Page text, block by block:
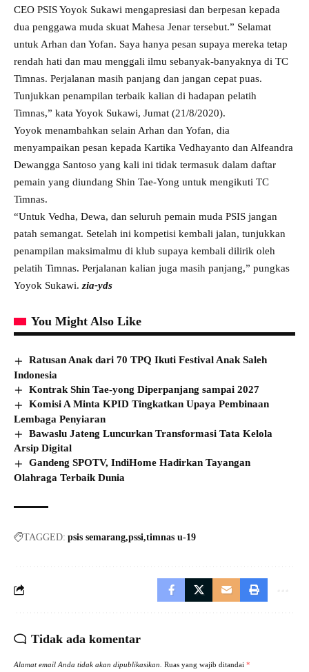
CEO PSIS Yoyok Sukawi mengapresiasi dan berpesan kepada
dua penggawa muda skuat Mahesa Jenar tersebut.” Selamat
untuk Arhan dan Yofan. Saya hanya pesan supaya mereka tetap
rendah hati dan mau menggali ilmu sebanyak-banyaknya di TC
Timnas. Perjalanan masih panjang dan jangan cepat puas.
Tunjukkan penampilan terbaik kalian di hadapan pelatih
Timnas,” kata Yoyok Sukawi, Jumat (21/8/2020).
Yoyok menambahkan selain Arhan dan Yofan, dia
menyampaikan pesan kepada Kartika Vedhayanto dan Alfeandra
Dewangga Santoso yang kali ini tidak termasuk dalam daftar
pemain yang diundang Shin Tae-Yong untuk mengikuti TC
Timnas.
“Untuk Vedha, Dewa, dan seluruh pemain muda PSIS jangan
patah semangat. Setelah ini kompetisi kembali jalan, tunjukkan
penampilan maksimalmu di klub supaya kembali dilirik oleh
pelatih Timnas. Perjalanan kalian juga masih panjang,” pungkas
Yoyok Sukawi. zia-yds
You Might Also Like
Ratusan Anak dari 70 TPQ Ikuti Festival Anak Saleh
Indonesia
Kontrak Shin Tae-yong Diperpanjang sampai 2027
Komisi A Minta KPID Tingkatkan Upaya Pembinaan
Lembaga Penyiaran
Bawaslu Jateng Luncurkan Transformasi Tata Kelola
Arsip Digital
Gandeng SPOTV, IndiHome Hadirkan Tayangan
Olahraga Terbaik Dunia
TAGGED: psis semarang pssi timnas u-19
Tidak ada komentar
Alamat email Anda tidak akan dipublikasikan. Ruas yang wajib ditandai *